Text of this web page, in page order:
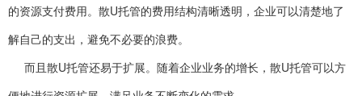
的资源支付费用。散U托管的费用结构清晰透明，企业可以清楚地了
解自己的支出，避免不必要的浪费。
而且散U托管还易于扩展。随着企业业务的增长，散U托管可以方